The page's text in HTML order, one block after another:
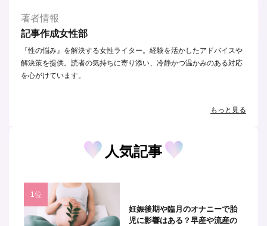
著者情報
記事作成女性部
『性の悩み』を解決する女性ライター。経験を活かしたアドバイスや
解決策を提供。読者の気持ちに寄り添い、冷静かつ温かみのある対応
を心がけています。
もっと見る
人気記事
妊娠後期や臨月のオナニーで胎
児に影響はある？早産や流産の